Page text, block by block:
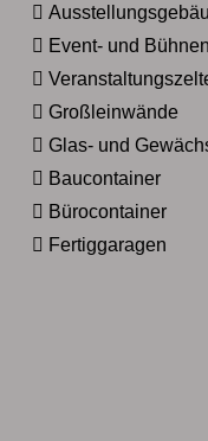
Event- und
Großleinwände
Glas- und
Baucontainer
Bürocontainer
Fertiggaragen